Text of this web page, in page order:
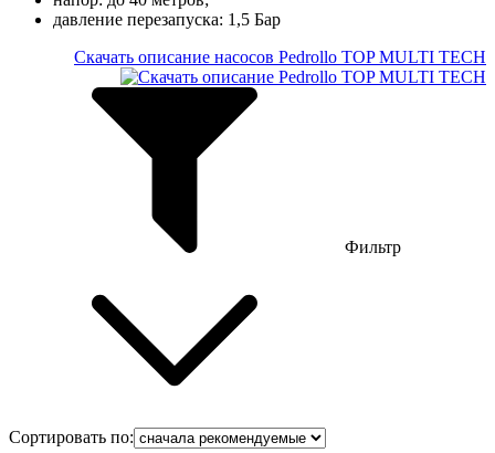
давление перезапуска: 1,5 Бар
Скачать описание насосов Pedrollo TOP MULTI TECH
Фильтр
Сортировать по: